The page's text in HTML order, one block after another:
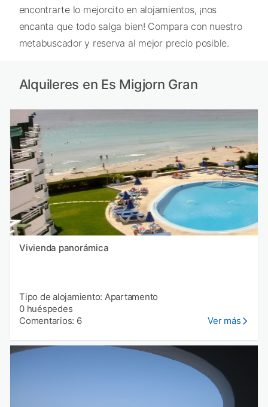
encontrarte lo mejorcito en alojamientos, ¡nos
encanta que todo salga bien! Compara con nuestro
metabuscador y reserva al mejor precio posible.
Alquileres en Es Migjorn Gran
Vivienda panorámica
Tipo de alojamiento: Apartamento
0 huéspedes
Comentarios: 6
Ver más